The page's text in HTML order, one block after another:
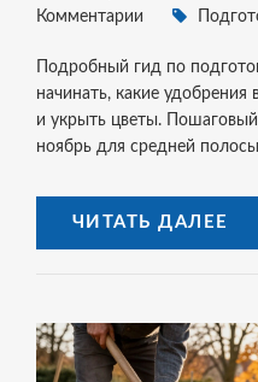
Комментарии
Подробный гид по
начинать, какие удобрения
и укрыть цветы.
ноябрь для средней
ЧИТАТЬ ДАЛЕЕ